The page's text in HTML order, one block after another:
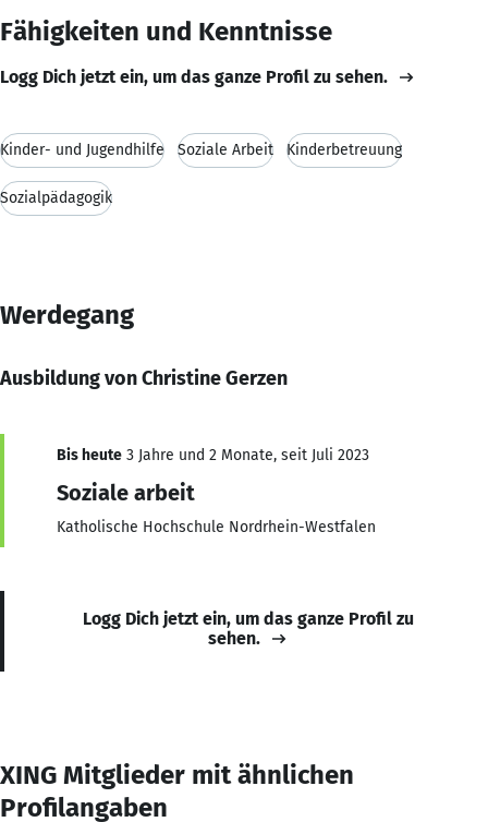
Fähigkeiten und Kenntnisse
Logg Dich jetzt ein, um das ganze Profil zu sehen.
Kinder- und Jugendhilfe Soziale Arbeit Kinderbetreuung
Sozialpädagogik
Werdegang
Ausbildung von Christine Gerzen
Bis heute 3 Jahre und 2 Monate, seit Juli 2023
Soziale arbeit
Katholische Hochschule Nordrhein-Westfalen
Logg Dich jetzt ein, um das ganze Profil zu
sehen.
XING Mitglieder mit ähnlichen
Profilangaben